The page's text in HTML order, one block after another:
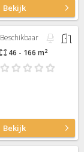
Bekijk
Beschikbaar
46 - 166 m2
Bekijk